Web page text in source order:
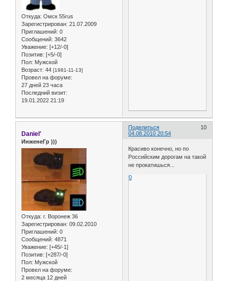
Откуда: Омск 55rus
Зарегистрирован: 21.07.2009
Приглашений: 0
Сообщений: 3642
Уважение: [+12/-0]
Позитив: [+5/-0]
Пол: Мужской
Возраст: 44 [1981-11-13]
Провел на форуме:
27 дней 23 часа
Последний визит:
19.01.2022 21:19
Поделиться
10
04.08.2010 20:54
Daniel'
ИнженеГр )))
Откуда: г. Воронеж 36
Зарегистрирован: 09.02.2010
Приглашений: 0
Сообщений: 4871
Уважение: [+45/-1]
Позитив: [+287/-0]
Пол: Мужской
Провел на форуме:
2 месяца 12 дней
Красиво конечно, но по
Российским дорогам на такой
не прокатишься...
0